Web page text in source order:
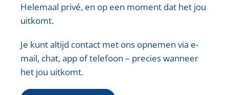
Helemaal privé, en op een moment dat het jou
uitkomt.
Je kunt altijd contact met ons opnemen via e-
mail, chat, app of telefoon – precies wanneer
het jou uitkomt.